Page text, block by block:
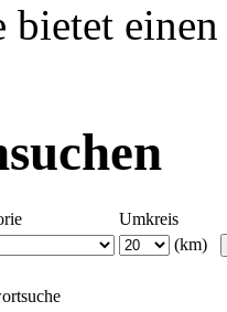
bietet
Umkreis
(km)